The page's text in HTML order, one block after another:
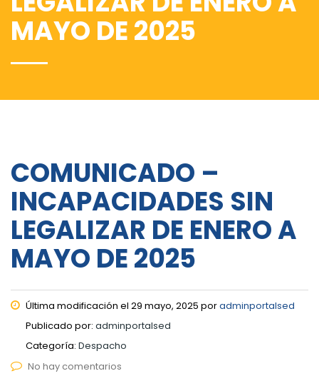
MAYO DE 2025
COMUNICADO –
INCAPACIDADES SIN
LEGALIZAR DE ENERO A
MAYO DE 2025
Última modificación el 29 mayo, 2025 poradminportalsed
Publicado por: adminportalsed
Categoría: Despacho
No hay comentarios